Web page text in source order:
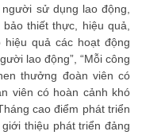
sử dụng lao động,
thiết thực, hiệu quả,
quả các hoạt động
lao động”, “Mỗi công
thưởng đoàn viên có
viên có hoàn cảnh khó
cao điểm phát triển
thiệu phát triển đảng